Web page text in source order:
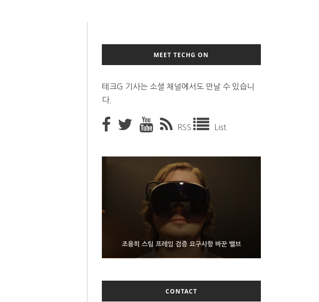
MEET TECHG ON
테크G 기사는 소셜 채널에서도 만날 수 있습니
다.
RSS List
조용히 스팀 프레임 검증 요구사항 바꾼 밸브
9월 4일부터 서비스 접는 안드로이드 장치용 구글 어
시스턴트
FMS 2026서 차세대 3D 메모리 ZHBM·ZNAND-O
모형 처음 선보인 삼성전자
CONTACT